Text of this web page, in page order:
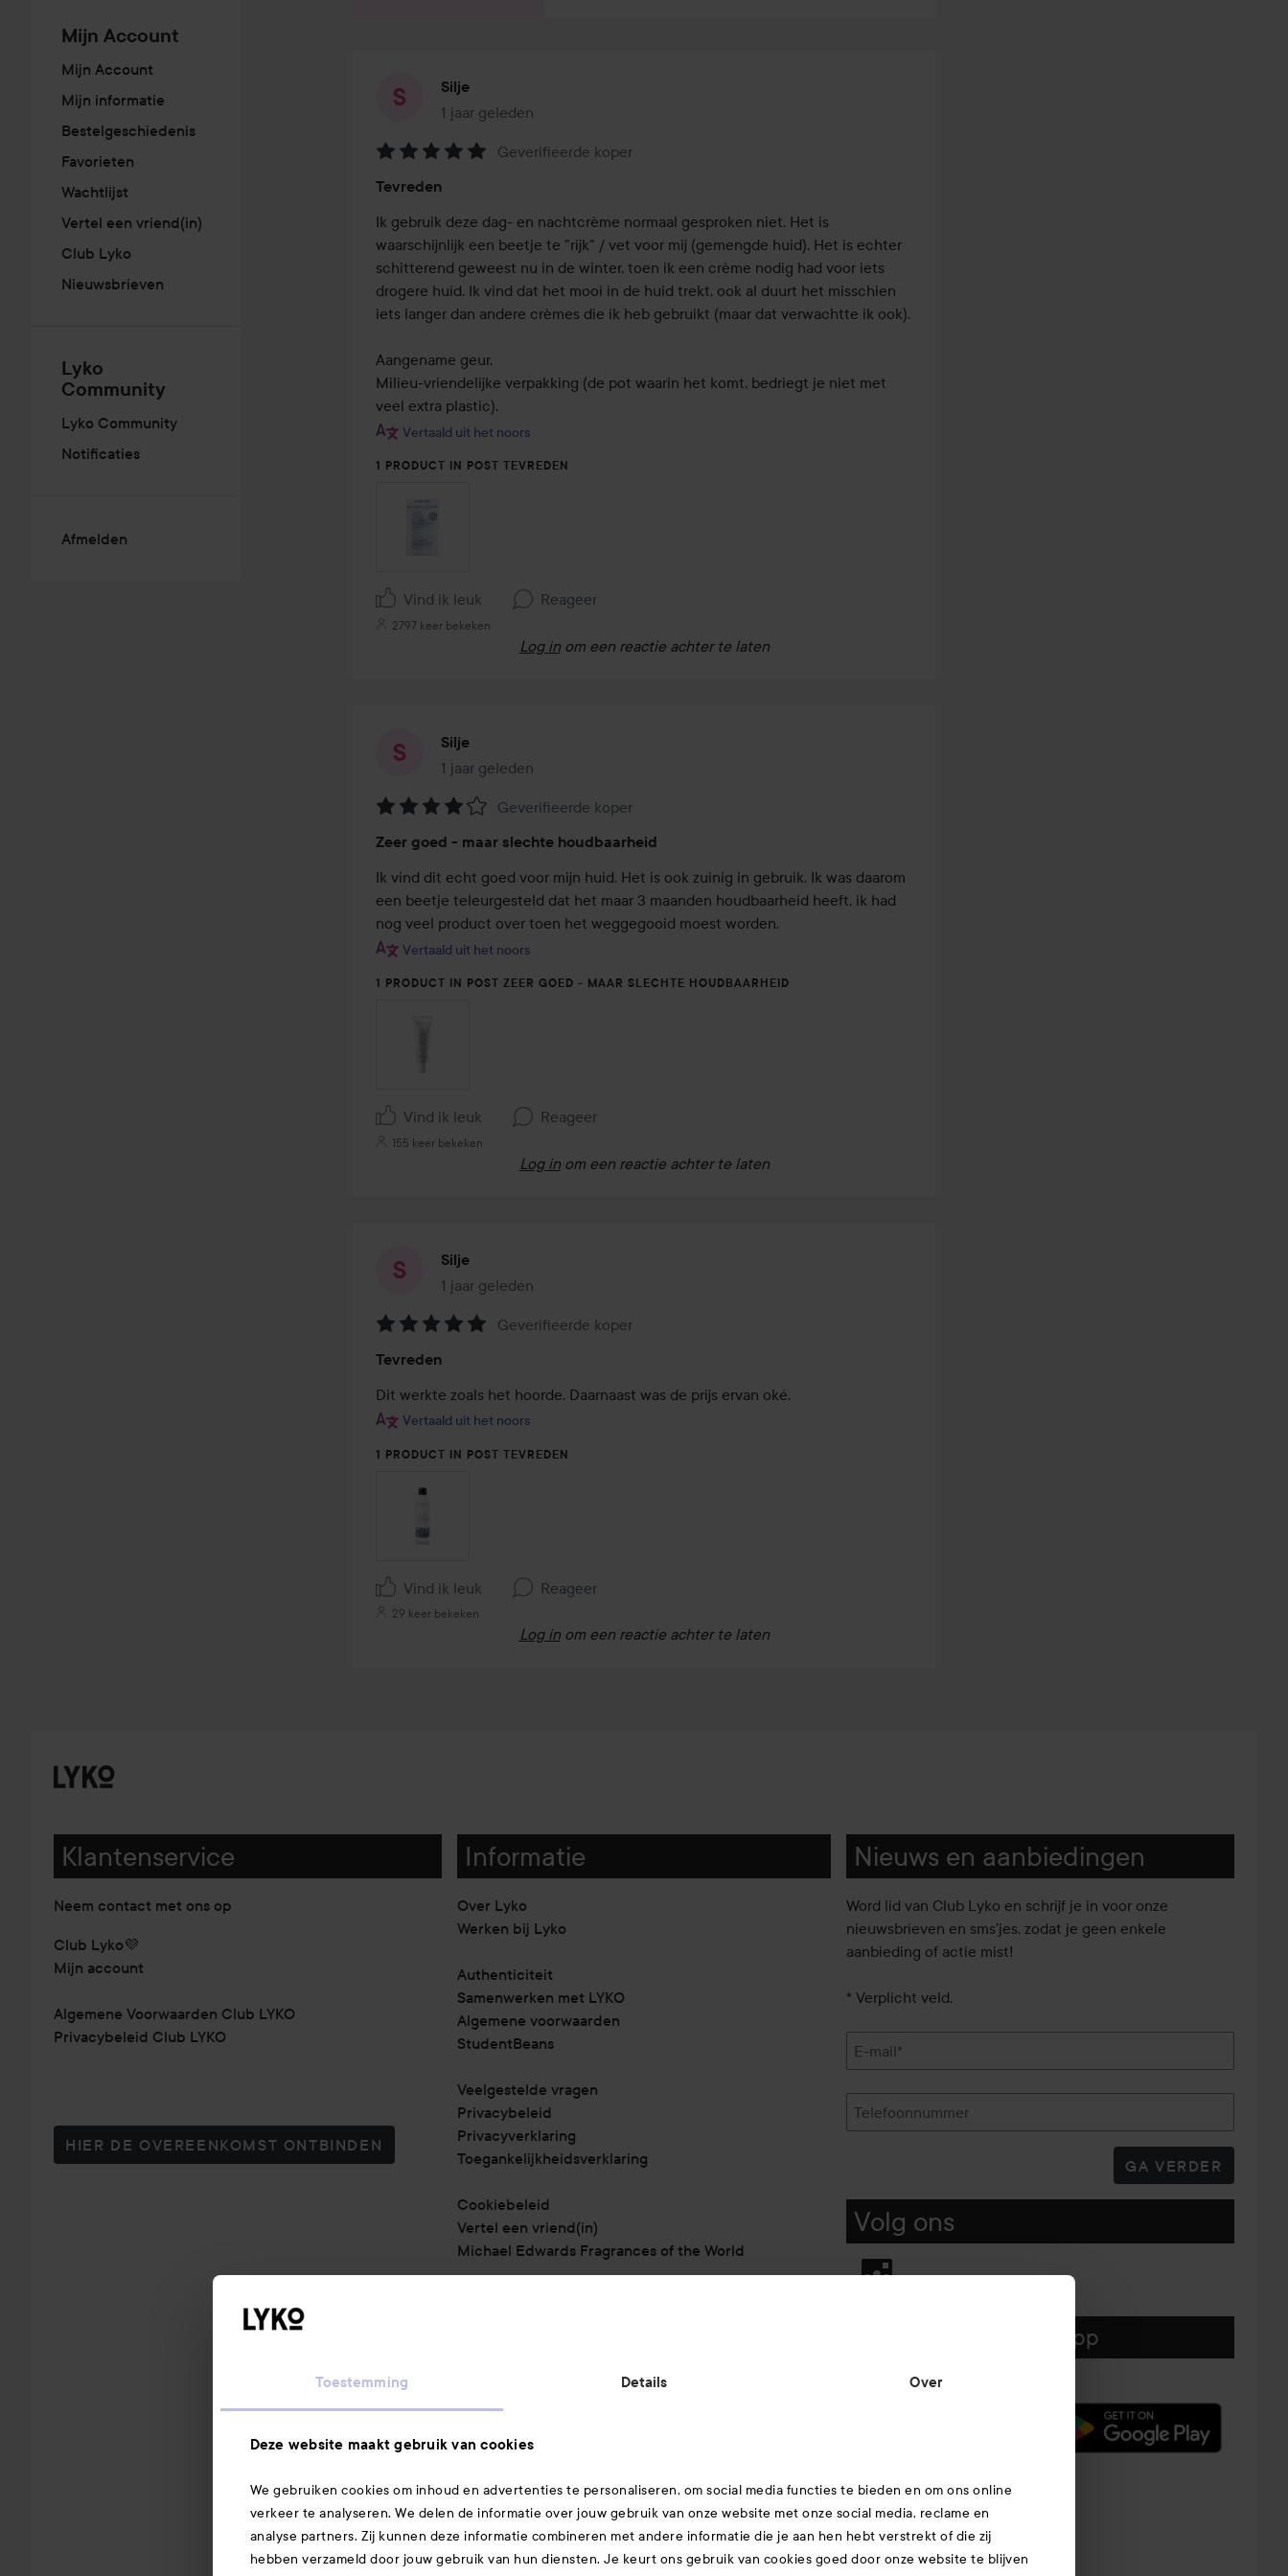
Toestemming Details Over
Deze website maakt gebruik van cookies
We gebruiken cookies om inhoud en advertenties te personaliseren, om social media functies te bieden en om ons online
verkeer te analyseren. We delen de informatie over jouw gebruik van onze website met onze social media, reclame en
analyse partners. Zij kunnen deze informatie combineren met andere informatie die je aan hen hebt verstrekt of die zij
hebben verzameld door jouw gebruik van hun diensten. Je keurt ons gebruik van cookies goed door onze website te blijven
Mijn Account
Mijn Account
Mijn informatie
Bestelgeschiedenis
Favorieten
Wachtlijst
Vertel een vriend(in)
Club Lyko
Nieuwsbrieven
Lyko
Community
Lyko Community
Notificaties
Afmelden
Silje
1 jaar geleden
Het bericht is gemaakt 1 jaar geleden
5
van
de
5
Geverifieerde koper
Tevreden
Ik gebruik deze dag- en nachtcrème normaal gesproken niet. Het is
waarschijnlijk een beetje te "rijk" / vet voor mij (gemengde huid). Het is echter
schitterend geweest nu in de winter, toen ik een crème nodig had voor iets
drogere huid. Ik vind dat het mooi in de huid trekt, ook al duurt het misschien
iets langer dan andere crèmes die ik heb gebruikt (maar dat verwachtte ik ook).
Aangename geur.
Milieu-vriendelijke verpakking (de pot waarin het komt, bedriegt je niet met
veel extra plastic).
Vertaald uit het noors
1 PRODUCT IN POST TEVREDEN
Vind ik leuk Reageer
2797 keer bekeken
Log in om een reactie achter te laten
Silje
1 jaar geleden
Het bericht is gemaakt 1 jaar geleden
4
van
de
5
Geverifieerde koper
Zeer goed - maar slechte houdbaarheid
Ik vind dit echt goed voor mijn huid. Het is ook zuinig in gebruik. Ik was daarom
een beetje teleurgesteld dat het maar 3 maanden houdbaarheid heeft, ik had
nog veel product over toen het weggegooid moest worden.
Vertaald uit het noors
1 PRODUCT IN POST ZEER GOED - MAAR SLECHTE HOUDBAARHEID
Vind ik leuk Reageer
155 keer bekeken
Log in om een reactie achter te laten
Silje
1 jaar geleden
Het bericht is gemaakt 1 jaar geleden
5
van
de
Geverifieerde koper
Tevreden
Dit werkte zoals het hoorde. Daarnaast was de prijs ervan oké.
Vertaald uit het noors
1 PRODUCT IN POST TEVREDEN
Vind ik leuk Reageer
29 keer bekeken
Log in om een reactie achter te laten
Klantenservice
Neem contact met ons op
Club Lyko💜
Mijn account
Algemene Voorwaarden Club LYKO
Privacybeleid Club LYKO
HIER DE OVEREENKOMST ONTBINDEN
Informatie
Over Lyko
Werken bij Lyko
Authenticiteit
Samenwerken met LYKO
Algemene voorwaarden
StudentBeans
Veelgestelde vragen
Privacybeleid
Privacyverklaring
Toegankelijkheidsverklaring
Cookiebeleid
Vertel een vriend(in)
Michael Edwards Fragrances of the World
Verzendmethoden:
Gecertificeerde veiligheid:
Nieuws en aanbiedingen
Word lid van Club Lyko en schrijf je in voor onze
nieuwsbrieven en sms'jes, zodat je geen enkele
aanbieding of actie mist!
* Verplicht veld.
E-mail*
Telefoonnummer
GA VERDER
Volg ons
Download hier onze app